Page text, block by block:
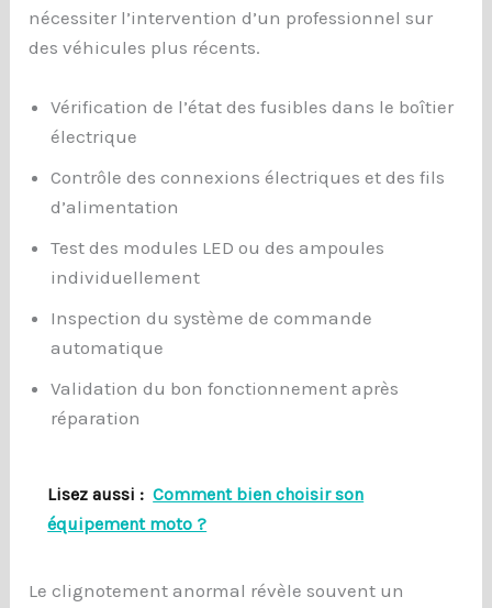
nécessiter l’intervention d’un professionnel sur
des véhicules plus récents.
Vérification de l’état des fusibles dans le boîtier
électrique
Contrôle des connexions électriques et des fils
d’alimentation
Test des modules LED ou des ampoules
individuellement
Inspection du système de commande
automatique
Validation du bon fonctionnement après
réparation
Lisez aussi : Comment bien choisir son
équipement moto ?
Le clignotement anormal révèle souvent un